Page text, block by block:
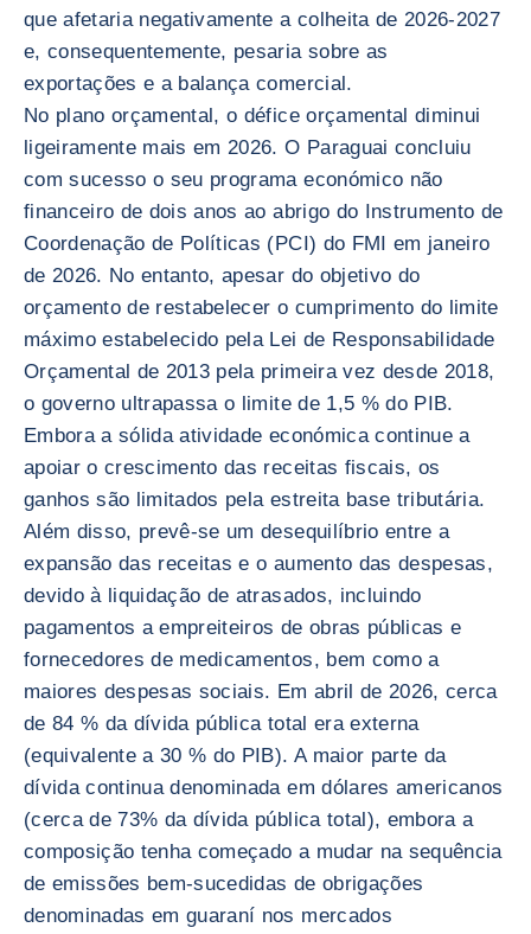
que afetaria negativamente a colheita de 2026-2027
e, consequentemente, pesaria sobre as
exportações e a balança comercial.
No plano orçamental, o défice orçamental diminui
ligeiramente mais em 2026. O Paraguai concluiu
com sucesso o seu programa económico não
financeiro de dois anos ao abrigo do Instrumento de
Coordenação de Políticas (PCI) do FMI em janeiro
de 2026. No entanto, apesar do objetivo do
orçamento de restabelecer o cumprimento do limite
máximo estabelecido pela Lei de Responsabilidade
Orçamental de 2013 pela primeira vez desde 2018,
o governo ultrapassa o limite de 1,5 % do PIB.
Embora a sólida atividade económica continue a
apoiar o crescimento das receitas fiscais, os
ganhos são limitados pela estreita base tributária.
Além disso, prevê-se um desequilíbrio entre a
expansão das receitas e o aumento das despesas,
devido à liquidação de atrasados, incluindo
pagamentos a empreiteiros de obras públicas e
fornecedores de medicamentos, bem como a
maiores despesas sociais. Em abril de 2026, cerca
de 84 % da dívida pública total era externa
(equivalente a 30 % do PIB). A maior parte da
dívida continua denominada em dólares americanos
(cerca de 73% da dívida pública total), embora a
composição tenha começado a mudar na sequência
de emissões bem-sucedidas de obrigações
denominadas em guaraní nos mercados